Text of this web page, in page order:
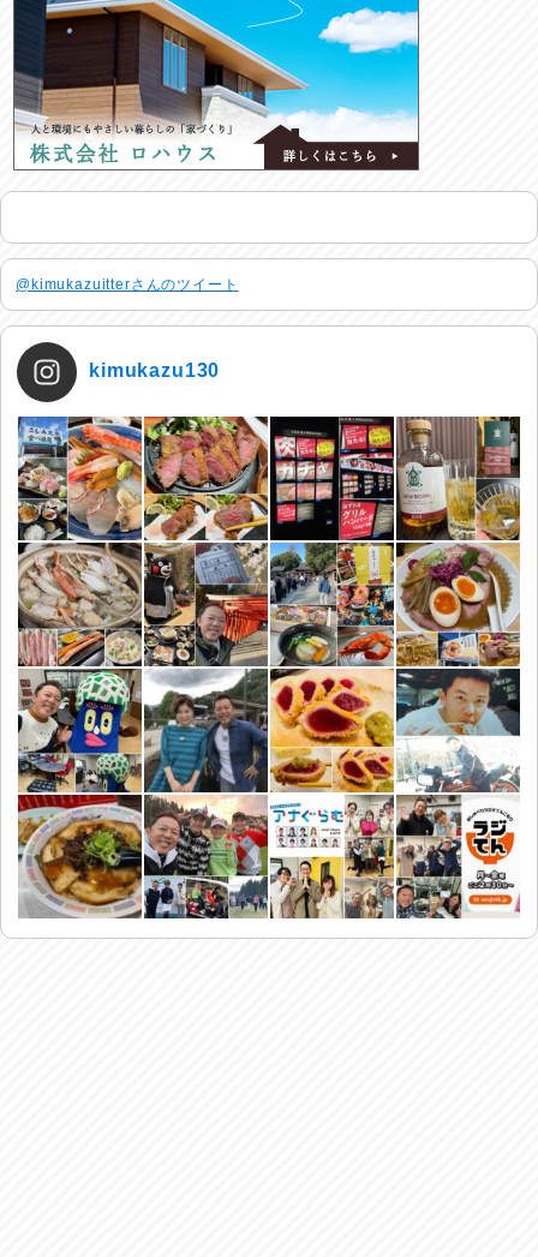
@kimukazuitterさんのツイート
kimukazu130